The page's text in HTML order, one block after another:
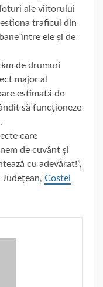
ale viitorului
traficul din
între ele și de
de drumuri
major al
estimată de
să funcționeze
care
de cuvânt și
cu adevărat!”,
Costel